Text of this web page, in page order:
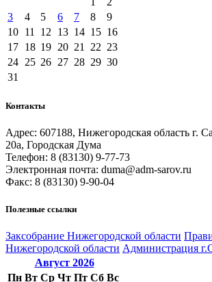
3
4 5 6 7 8
9
10 11 12 13 14 15 16
17 18 19 20 21 22 23
24 25 26 27 28 29 30
31
Контакты
Адрес: 607188, Нижегородская область г.
20а, Городская Дума
Телефон: 8 (83130) 9-77-73
Электронная почта: duma@adm-sarov.ru
Факс: 8 (83130) 9-90-04
Полезные ссылки
Закcобрание Нижегородской области
Нижегородской области Администрация
Август 2026
Пн Вт Ср Чт Пт Сб Вс